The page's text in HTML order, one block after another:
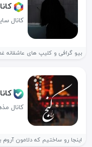
کانال
بیو گرافی و کلیپ های عاشقانه
کانال
اینجا رو ساختیم که دلامون